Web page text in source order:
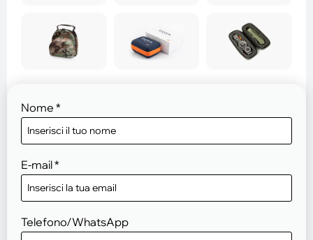
Nome *
E-mail*
Telefono/WhatsApp